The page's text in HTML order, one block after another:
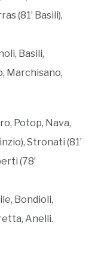
(81’ Basili),
Basili,
Marchisano,
Potop, Nava,
Stronati (81’
(78’
Bondioli,
Anelli.